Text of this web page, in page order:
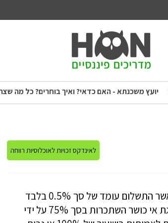
יועץ משכנתא - האם כדאי? ואיך בוחרים? כל מה
לאינדקס זכויות לאוכלוסיות רווחה
מה כוללת הזכאות?הזכאות כוללת הנחה בתשלום מס הרכישה כאשר התשלום עומד של סך 0.5% בלבד
משווי הרכישה.מי זכאי? אדם נכה בגילאי 18 ומעלה שנקבע לו דרגת אי כושר השתכרות בסך 75% על ידי